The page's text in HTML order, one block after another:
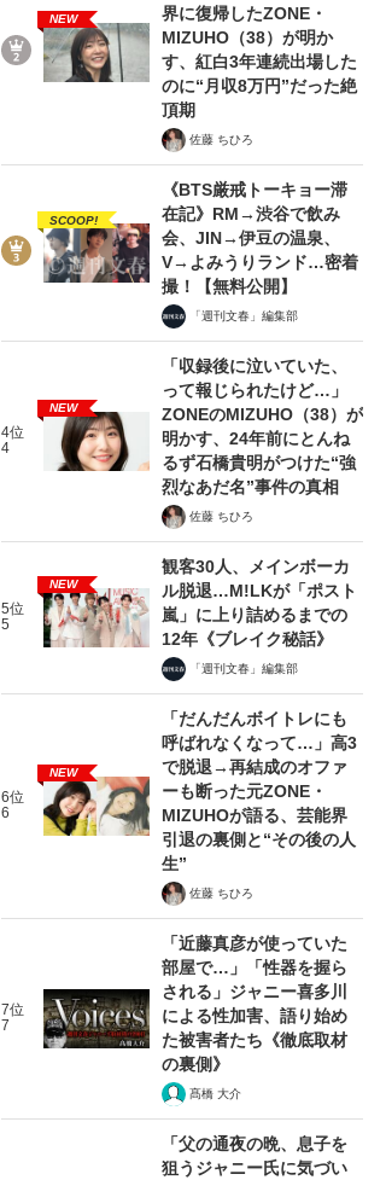
NEW
界に復帰したZONE・
MIZUHO（38）が明か
す、紅白3年連続出場した
のに“月収8万円”だった絶
頂期
佐藤 ちひろ
SCOOP!
《BTS厳戒トーキョー滞
在記》RM→渋谷で飲み
会、JIN→伊豆の温泉、
V→よみうりランド…密着
撮！【無料公開】
「週刊文春」編集部
4位
4
NEW
「収録後に泣いていた、
って報じられたけど…」
ZONEのMIZUHO（38）が
明かす、24年前にとんね
るず石橋貴明がつけた“強
烈なあだ名”事件の真相
佐藤 ちひろ
5位
5
NEW
観客30人、メインボーカ
ル脱退…M!LKが「ポスト
嵐」に上り詰めるまでの
12年《ブレイク秘話》
「週刊文春」編集部
6位
6
NEW
「だんだんボイトレにも
呼ばれなくなって…」高3
で脱退→再結成のオファ
ーも断った元ZONE・
MIZUHOが語る、芸能界
引退の裏側と“その後の人
生”
佐藤 ちひろ
7位
7
「近藤真彦が使っていた
部屋で…」「性器を握ら
される」ジャニー喜多川
による性加害、語り始め
た被害者たち《徹底取材
の裏側》
髙橋 大介
「父の通夜の晩、息子を
狙うジャニー氏に気づい